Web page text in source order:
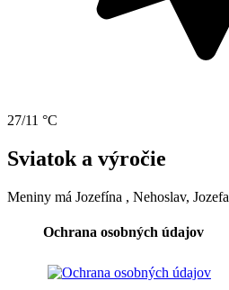
27/11 °C
Sviatok a výročie
Meniny má Jozefína , Nehoslav, Jozefa
Ochrana osobných údajov